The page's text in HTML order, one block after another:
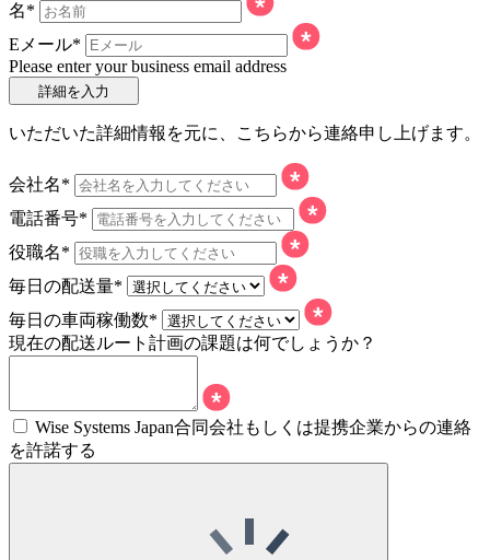
名*
Eメール*
Please enter your business email address
詳細を入力
いただいた詳細情報を元に、こちらから連絡申し上げます。
会社名*
電話番号*
役職名*
毎日の配送量*
毎日の車両稼働数*
現在の配送ルート計画の課題は何でしょうか？
Wise Systems Japan合同会社もしくは提携企業からの連絡
を許諾する